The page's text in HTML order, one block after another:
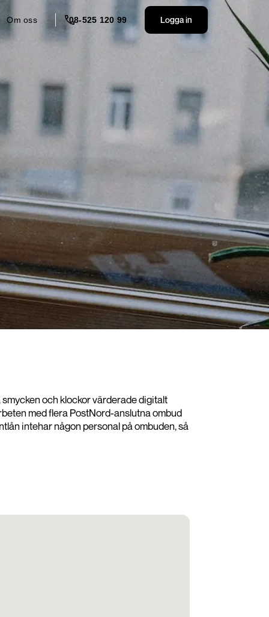
Om oss 08-525 120 99 Logga in
och klockor värderade digitalt
med flera PostNord-anslutna ombud
intehar någon personal på ombuden, så